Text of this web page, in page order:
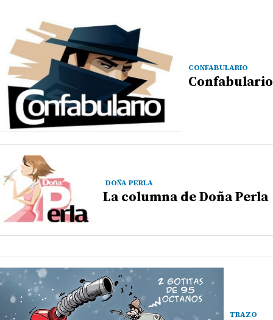
CONFABULARIO
Confabulario
DOÑA PERLA
La columna de Doña Perla
TRAZO